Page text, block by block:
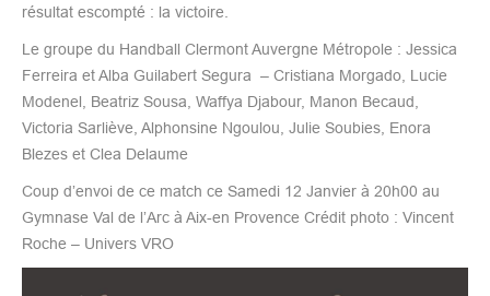
résultat escompté : la victoire.
Le groupe du Handball Clermont Auvergne Métropole : Jessica
Ferreira et Alba Guilabert Segura – Cristiana Morgado, Lucie
Modenel, Beatriz Sousa, Waffya Djabour, Manon Becaud,
Victoria Sarliève, Alphonsine Ngoulou, Julie Soubies, Enora
Blezes et Clea Delaume
Coup d’envoi de ce match ce Samedi 12 Janvier à 20h00 au
Gymnase Val de l’Arc à Aix-en Provence Crédit photo : Vincent
Roche – Univers VRO